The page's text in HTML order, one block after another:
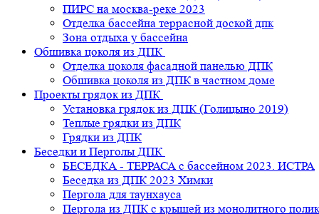
ПИРС на москва-реке 2023
Отделка бассейна террасной доской дпк
Зона отдыха у бассейна
Обшивка цоколя из ДПК
Отделка цоколя фасадной панелью ДПК
Обшивка цоколя из ДПК в частном доме
Проекты грядок из ДПК
Установка грядок из ДПК (Голицыно 2019)
Теплые грядки из ДПК
Грядки из ДПК
Беседки и Перголы ДПК
БЕСЕДКА - ТЕРРАСА с бассейном 2023. ИСТРА
Беседка из ДПК 2023 Химки
Пергола для таунхауса
Пергола из ДПК с крышей из монолитного